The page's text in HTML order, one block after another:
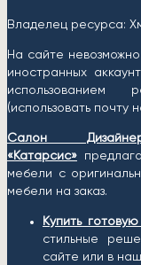
Владелец ресурса:
На сайте невозможно
иностранных
использованием
(использовать почту
Салон
«Катарсис»
мебели с
мебели на заказ.
Купить
стильные
сайте или в